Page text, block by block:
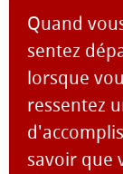
Quand
sentez
lorsque
ressentez
savoir que